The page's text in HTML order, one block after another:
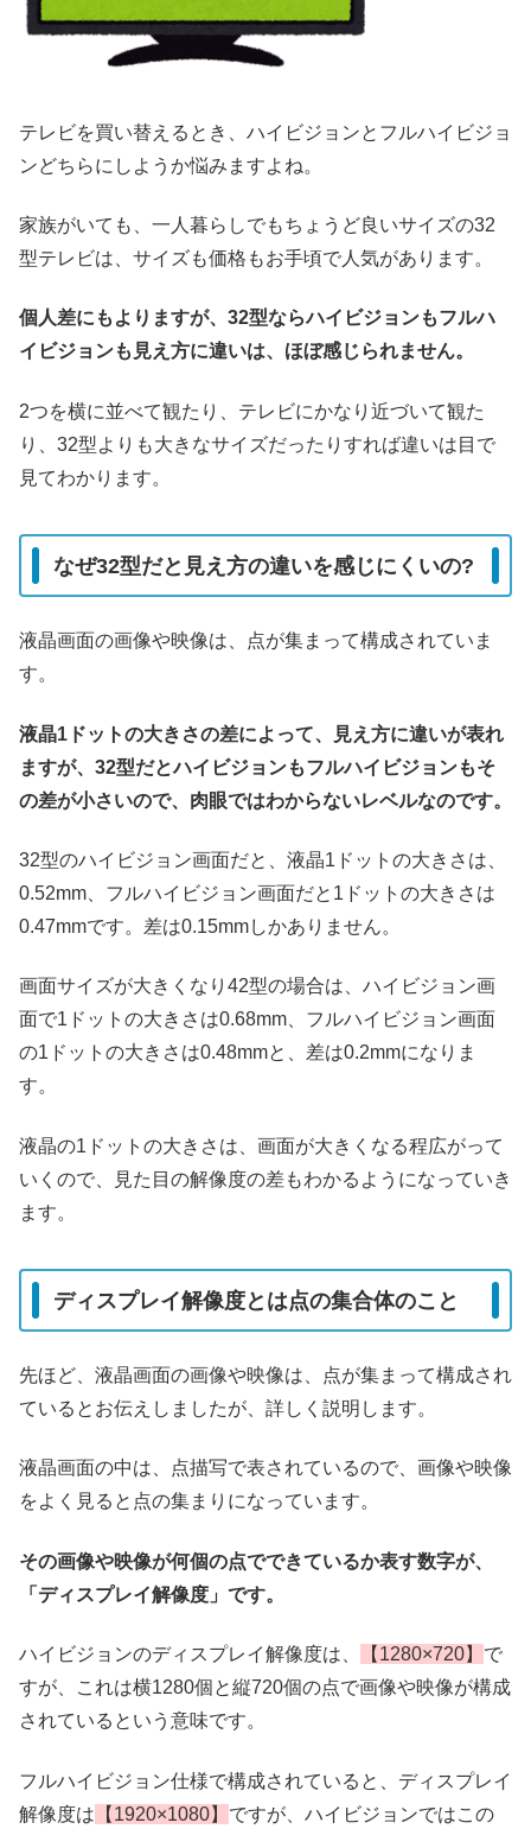
テレビを買い替えるとき、ハイビジョンとフルハイビジョ
ンどちらにしようか悩みますよね。
家族がいても、一人暮らしでもちょうど良いサイズの32
型テレビは、サイズも価格もお手頃で人気があります。
個人差にもよりますが、32型ならハイビジョンもフルハ
イビジョンも見え方に違いは、ほぼ感じられません。
2つを横に並べて観たり、テレビにかなり近づいて観た
り、32型よりも大きなサイズだったりすれば違いは目で
見てわかります。
なぜ32型だと見え方の違いを感じにくいの?
液晶画面の画像や映像は、点が集まって構成されていま
す。
液晶1ドットの大きさの差によって、見え方に違いが表れ
ますが、32型だとハイビジョンもフルハイビジョンもそ
の差が小さいので、肉眼ではわからないレベルなのです。
32型のハイビジョン画面だと、液晶1ドットの大きさは、
0.52mm、フルハイビジョン画面だと1ドットの大きさは
0.47mmです。差は0.15mmしかありません。
画面サイズが大きくなり42型の場合は、ハイビジョン画
面で1ドットの大きさは0.68mm、フルハイビジョン画面
の1ドットの大きさは0.48mmと、差は0.2mmになりま
す。
液晶の1ドットの大きさは、画面が大きくなる程広がって
いくので、見た目の解像度の差もわかるようになっていき
ます。
ディスプレイ解像度とは点の集合体のこと
先ほど、液晶画面の画像や映像は、点が集まって構成され
ているとお伝えしましたが、詳しく説明します。
液晶画面の中は、点描写で表されているので、画像や映像
をよく見ると点の集まりになっています。
その画像や映像が何個の点でできているか表す数字が、
「ディスプレイ解像度」です。
ハイビジョンのディスプレイ解像度は、 【1280×720】 で
すが、これは横1280個と縦720個の点で画像や映像が構成
されているという意味です。
フルハイビジョン仕様で構成されていると、ディスプレイ
解像度は 【1920×1080】 ですが、ハイビジョンではこの